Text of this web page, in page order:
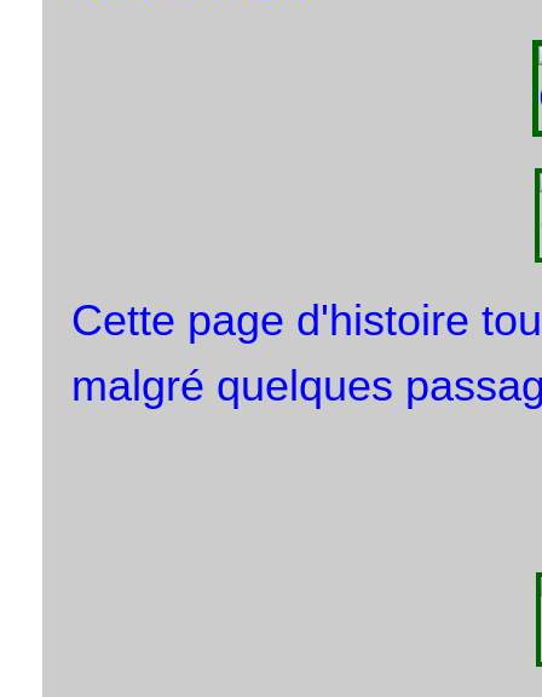
Cette page d'histoire
malgré quelques